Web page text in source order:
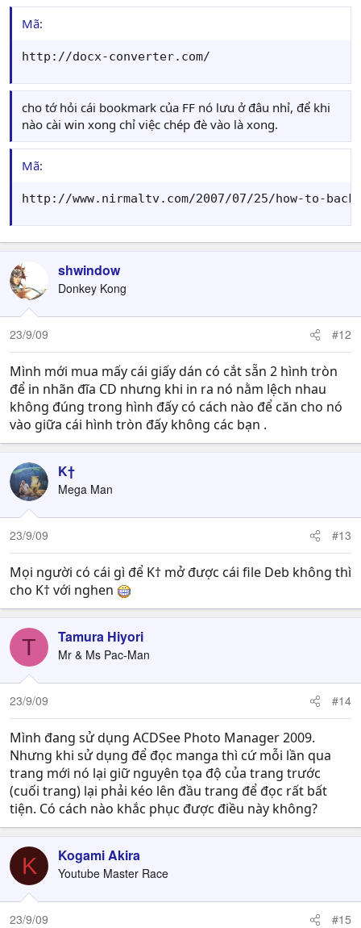
Mã:
http://docx-converter.com/
cho tớ hỏi cái bookmark của FF nó lưu ở đâu nhỉ, để khi
nào cài win xong chỉ việc chép đè vào là xong.
Mã:
http://www.nirmaltv.com/2007/07/25/how-to-
shwindow
Donkey Kong
23/9/09 #12
Mình mới mua mấy cái giấy dán có cắt sẵn 2 hình tròn
để in nhãn đĩa CD nhưng khi in ra nó nằm lệch nhau
không đúng trong hình đấy có cách nào để căn cho nó
vào giữa cái hình tròn đấy không các bạn .
K†
Mega Man
23/9/09 #13
Mọi người có cái gì để K† mở được cái file Deb không thì
cho K† với nghen
T Tamura Hiyori
Mr & Ms Pac-Man
23/9/09 #14
Mình đang sử dụng ACDSee Photo Manager 2009.
Nhưng khi sử dụng để đọc manga thì cứ mỗi lần qua
trang mới nó lại giữ nguyên tọa độ của trang trước
(cuối trang) lại phải kéo lên đầu trang để đọc rất bất
tiện. Có cách nào khắc phục được điều này không?
K Kogami Akira
Youtube Master Race
23/9/09 #15